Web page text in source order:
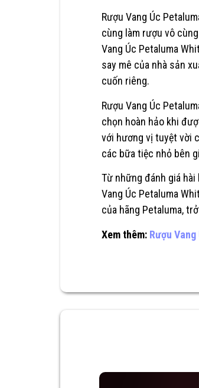
Rượu Vang Úc
cùng làm rượu vô
Vang Úc Petaluma
say mê của nhà sản
cuốn riêng.
Rượu Vang Úc
chọn hoàn hảo khi
với hương vị tuyệt vời
các bữa tiệc nhỏ bên
Từ những đánh giá
Vang Úc Petaluma
của hãng Petaluma,
Xem thêm: Rượu